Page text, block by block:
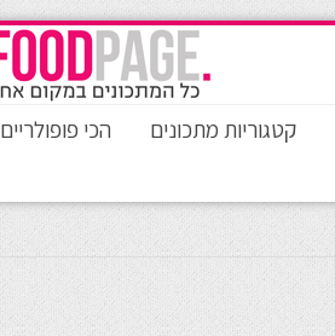
קטגוריות מתכונים הכי פופולריים